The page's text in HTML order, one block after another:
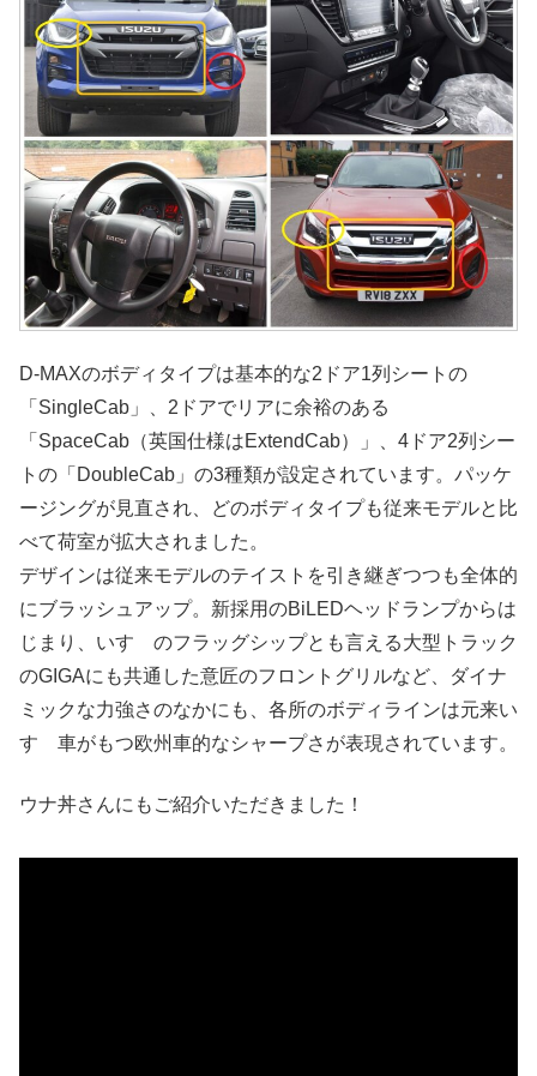
D-MAXのボディタイプは基本的な2ドア1列シートの
「SingleCab」、2ドアでリアに余裕のある
「SpaceCab（英国仕様はExtendCab）」、4ドア2列シー
トの「DoubleCab」の3種類が設定されています。パッケ
ージングが見直され、どのボディタイプも従来モデルと比
べて荷室が拡大されました。
デザインは従来モデルのテイストを引き継ぎつつも全体的
にブラッシュアップ。新採用のBiLEDヘッドランプからは
じまり、いすゞのフラッグシップとも言える大型トラック
のGIGAにも共通した意匠のフロントグリルなど、ダイナ
ミックな力強さのなかにも、各所のボディラインは元来い
すゞ車がもつ欧州車的なシャープさが表現されています。
ウナ丼さんにもご紹介いただきました！